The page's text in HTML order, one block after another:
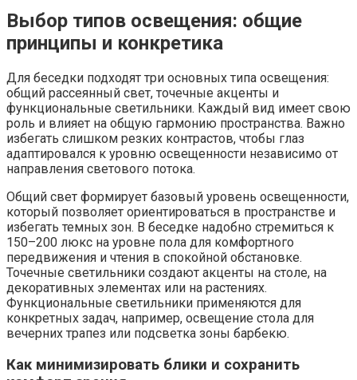
Выбор типов освещения: общие
принципы и конкретика
Для беседки подходят три основных типа освещения:
общий рассеянный свет, точечные акценты и
функциональные светильники. Каждый вид имеет свою
роль и влияет на общую гармонию пространства. Важно
избегать слишком резких контрастов, чтобы глаз
адаптировался к уровню освещенности независимо от
направления светового потока.
Общий свет формирует базовый уровень освещенности,
который позволяет ориентироваться в пространстве и
избегать темных зон. В беседке надобно стремиться к
150–200 люкс на уровне пола для комфортного
передвижения и чтения в спокойной обстановке.
Точечные светильники создают акценты на столе, на
декоративных элементах или на растениях.
Функциональные светильники применяются для
конкретных задач, например, освещение стола для
вечерних трапез или подсветка зоны барбекю.
Как минимизировать блики и сохранить